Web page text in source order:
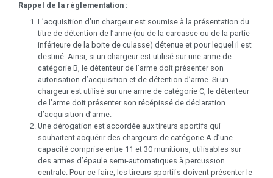
Rappel de la réglementation :
L’acquisition d’un chargeur est soumise à la présentation du
titre de détention de l’arme (ou de la carcasse ou de la partie
inférieure de la boite de culasse) détenue et pour lequel il est
destiné. Ainsi, si un chargeur est utilisé sur une arme de
catégorie B, le détenteur de l’arme doit présenter son
autorisation d’acquisition et de détention d’arme. Si un
chargeur est utilisé sur une arme de catégorie C, le détenteur
de l’arme doit présenter son récépissé de déclaration
d’acquisition d’arme.
Une dérogation est accordée aux tireurs sportifs qui
souhaitent acquérir des chargeurs de catégorie A d’une
capacité comprise entre 11 et 30 munitions, utilisables sur
des armes d’épaule semi-automatiques à percussion
centrale. Pour ce faire, les tireurs sportifs doivent présenter le